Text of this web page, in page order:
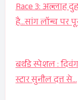
Race 3: अल्लाह
है...सांग लॉन्च पर
बर्थडे स्पेशल :
स्टार सुनील दत्त से…